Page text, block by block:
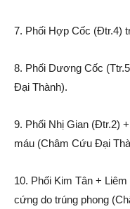
7. Phối Hợp Cốc (Đtr.4)
8. Phối Dương Cốc
Đại Thành).
9. Phối Nhị Gian (Đtr.2)
máu (Châm Cứu Đại
10. Phối Kim Tân +
cứng do trúng phong